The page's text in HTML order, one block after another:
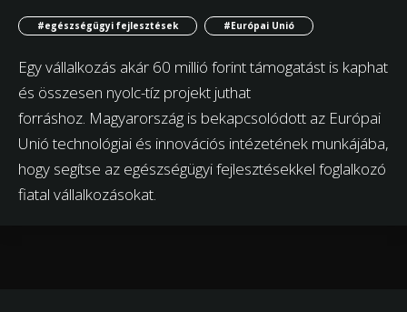
#egészségügyi fejlesztések #Európai Unió
Egy vállalkozás akár 60 millió forint támogatást is kaphat
és összesen nyolc-tíz projekt juthat
forráshoz. Magyarország is bekapcsolódott az Európai
Unió technológiai és innovációs intézetének munkájába,
hogy segítse az egészségügyi fejlesztésekkel foglalkozó
fiatal vállalkozásokat.